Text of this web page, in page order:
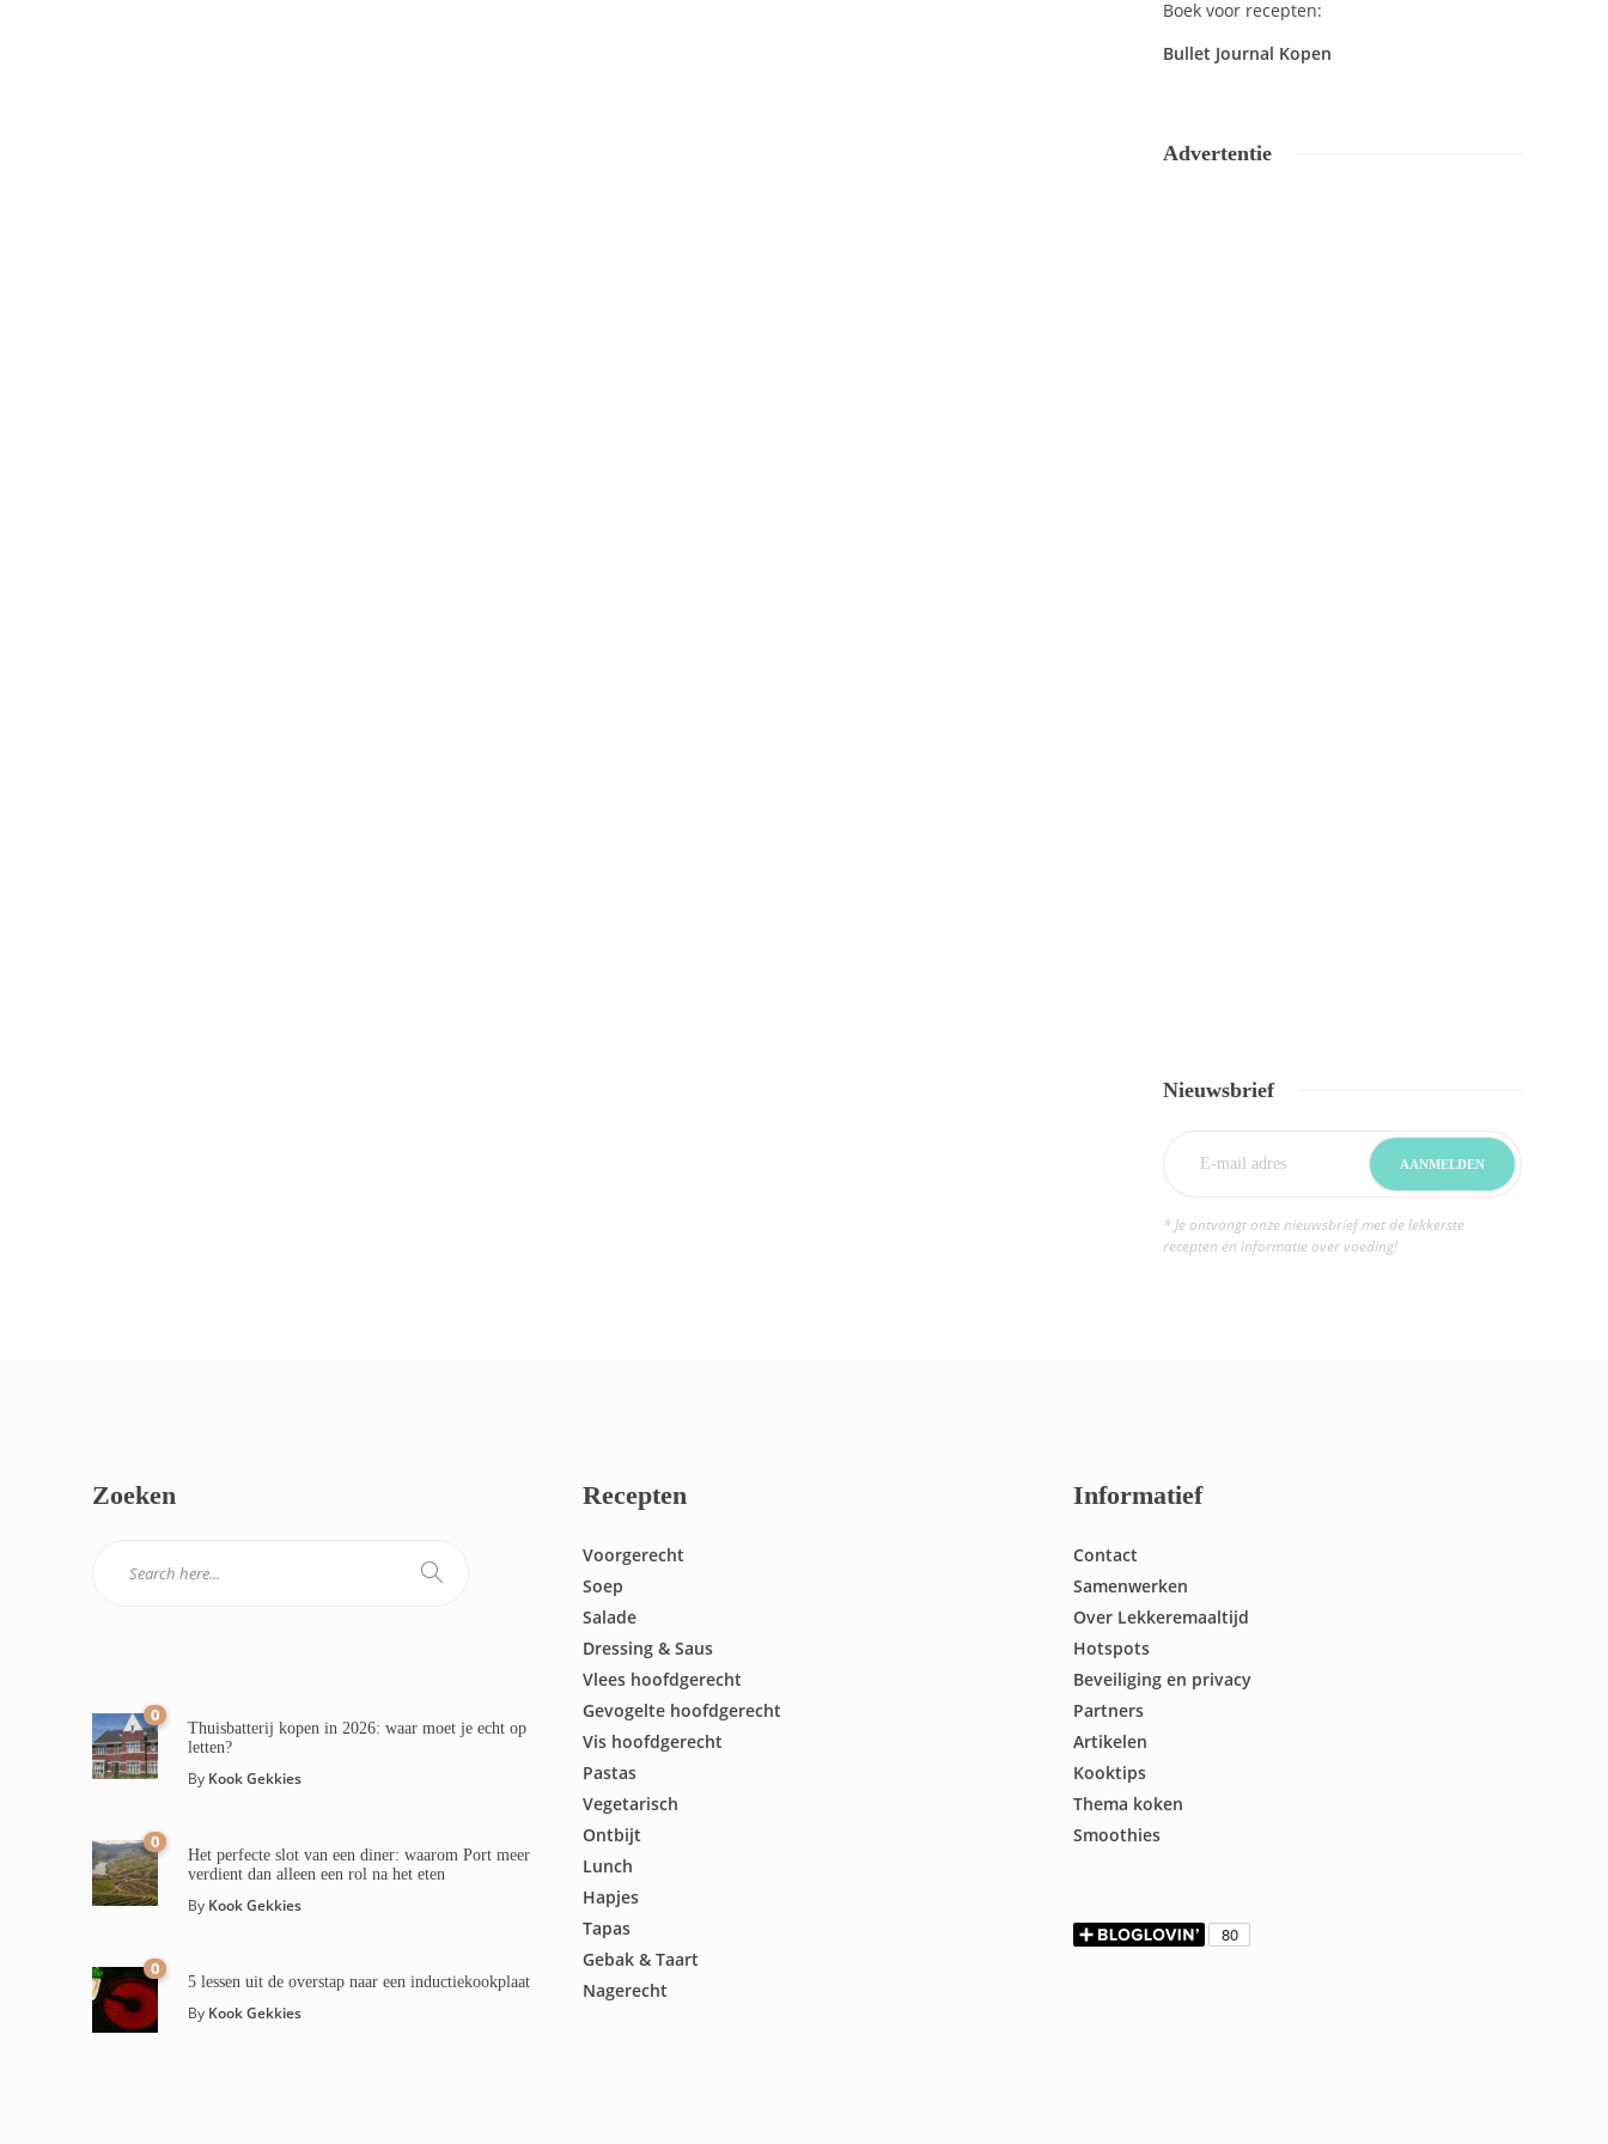
Boek voor recepten:
Bullet Journal Kopen
Advertentie
Nieuwsbrief
* Je ontvangt onze nieuwsbrief met de lekkerste
recepten en informatie over voeding!
Zoeken
0
Thuisbatterij kopen in 2026: waar moet je echt op
letten?
By Kook Gekkies
0
Het perfecte slot van een diner: waarom Port meer
verdient dan alleen een rol na het eten
By Kook Gekkies
0
5 lessen uit de overstap naar een inductiekookplaat
By Kook Gekkies
Recepten
Voorgerecht
Soep
Salade
Dressing & Saus
Vlees hoofdgerecht
Gevogelte hoofdgerecht
Vis hoofdgerecht
Pastas
Vegetarisch
Ontbijt
Lunch
Hapjes
Tapas
Gebak & Taart
Nagerecht
Informatief
Contact
Samenwerken
Over Lekkeremaaltijd
Hotspots
Beveiliging en privacy
Partners
Artikelen
Kooktips
Thema koken
Smoothies